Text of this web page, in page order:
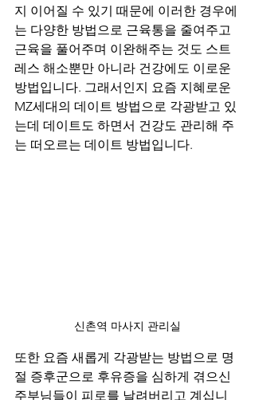
지 이어질 수 있기 때문에 이러한 경우에
는 다양한 방법으로 근육통을 줄여주고
근육을 풀어주며 이완해주는 것도 스트
레스 해소뿐만 아니라 건강에도 이로운
방법입니다. 그래서인지 요즘 지혜로운
MZ세대의 데이트 방법으로 각광받고 있
는데 데이트도 하면서 건강도 관리해 주
는 떠오르는 데이트 방법입니다.
신촌역 마사지 관리실
또한 요즘 새롭게 각광받는 방법으로 명
절 증후군으로 후유증을 심하게 겪으신
주부님들이 피로를 날려버리고 계십니